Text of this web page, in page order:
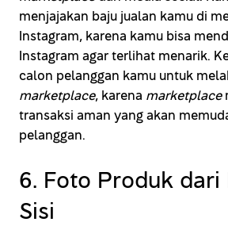
menjajakan baju jualan kamu di
Instagram, karena kamu bisa
Instagram agar terlihat menarik.
calon pelanggan kamu untuk
marketplace, karena marketplace
transaksi aman yang akan
pelanggan.
6. Foto Produk dari
Sisi